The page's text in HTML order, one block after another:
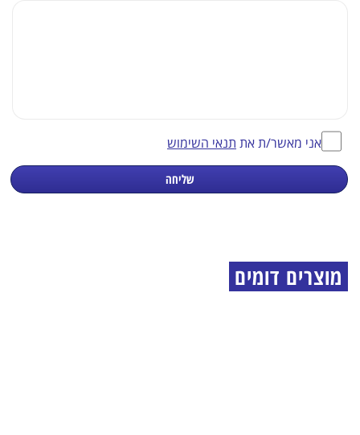
אני מאשר/ת את תנאי השימוש
שליחה
מוצרים דומים